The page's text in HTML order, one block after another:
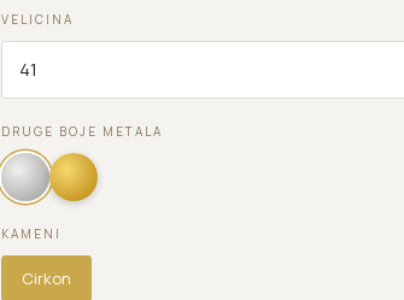
VELICINA
DRUGE BOJE METALA
KAMENI
Cirkon